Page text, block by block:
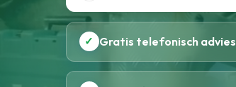
✓ Gratis telefonisch advies